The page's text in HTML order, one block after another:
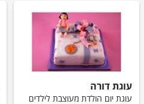
עוגת דורה
עוגת יום הולדת מעוצבת לילדים